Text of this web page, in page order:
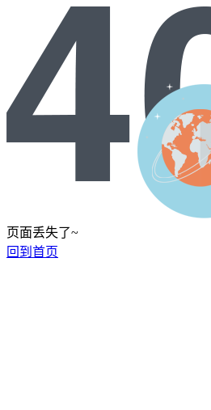
页面丢失了~
回到首页